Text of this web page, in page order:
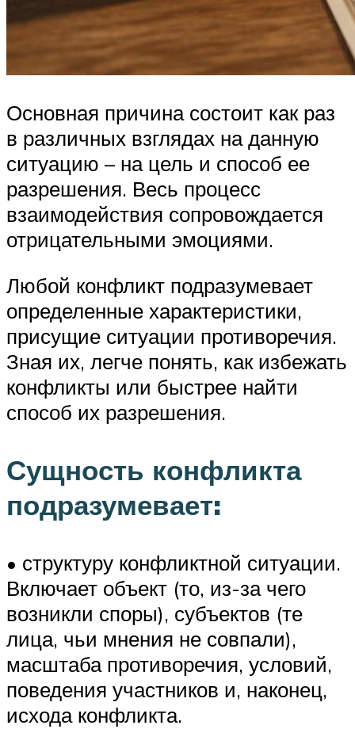
Основная причина состоит как раз
в различных взглядах на данную
ситуацию – на цель и способ ее
разрешения. Весь процесс
взаимодействия сопровождается
отрицательными эмоциями.
Любой конфликт подразумевает
определенные характеристики,
присущие ситуации противоречия.
Зная их, легче понять, как избежать
конфликты или быстрее найти
способ их разрешения.
Сущность конфликта
подразумевает:
• структуру конфликтной ситуации.
Включает объект (то, из-за чего
возникли споры), субъектов (те
лица, чьи мнения не совпали),
масштаба противоречия, условий,
поведения участников и, наконец,
исхода конфликта.